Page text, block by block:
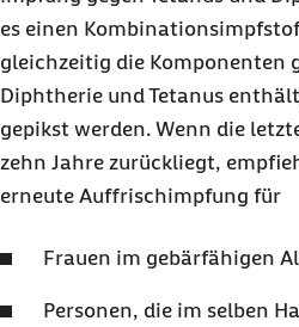
es einen
gleichzeitig die Komponenten
Diphtherie und Tetanus
gepikst werden. Wenn die
zehn Jahre zurückliegt,
erneute Auffrischimpfung für
Frauen im gebärfähigen
Personen, die im selben